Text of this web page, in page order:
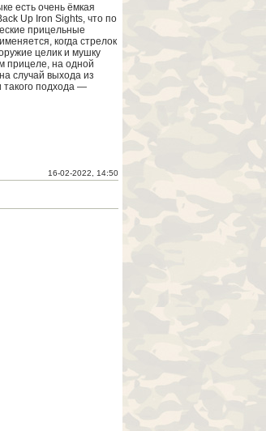
16-02-2022, 14:50
есть очень ёмкая
Up Iron Sights, что по
прицельные
когда стрелок
целик и мушку
прицеле, на одной
случай выхода из
такого подхода —